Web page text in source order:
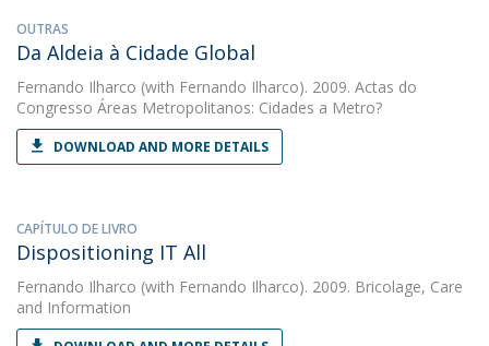
OUTRAS
Da Aldeia à Cidade Global
Fernando Ilharco (with Fernando Ilharco). 2009. Actas do
Congresso Áreas Metropolitanos: Cidades a Metro?
DOWNLOAD AND MORE DETAILS
CAPÍTULO DE LIVRO
Dispositioning IT All
Fernando Ilharco (with Fernando Ilharco). 2009. Bricolage, Care
and Information